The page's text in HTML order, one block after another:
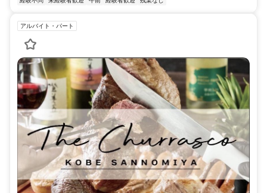
アルバイト・パート